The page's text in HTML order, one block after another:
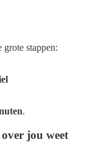
stappen:
.
jou weet